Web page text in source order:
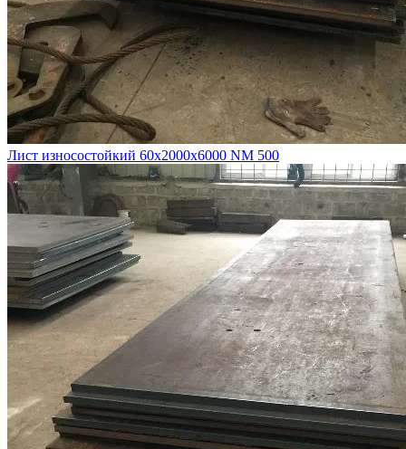
Лист износостойкий 60х2000х6000 NM 500